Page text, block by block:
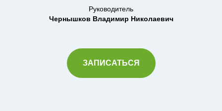
Руководитель
Чернышков Владимир Николаевич
ЗАПИСАТЬСЯ